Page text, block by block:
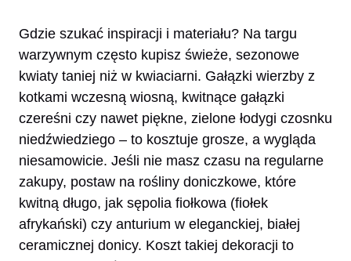
Gdzie szukać inspiracji i materiału? Na targu
warzywnym często kupisz świeże, sezonowe
kwiaty taniej niż w kwiaciarni. Gałązki wierzby z
kotkami wczesną wiosną, kwitnące gałązki
czereśni czy nawet piękne, zielone łodygi czosnku
niedźwiedziego – to kosztuje grosze, a wygląda
niesamowicie. Jeśli nie masz czasu na regularne
zakupy, postaw na rośliny doniczkowe, które
kwitną długo, jak sępolia fiołkowa (fiołek
afrykański) czy anturium w eleganckiej, białej
ceramicznej donicy. Koszt takiej dekoracji to